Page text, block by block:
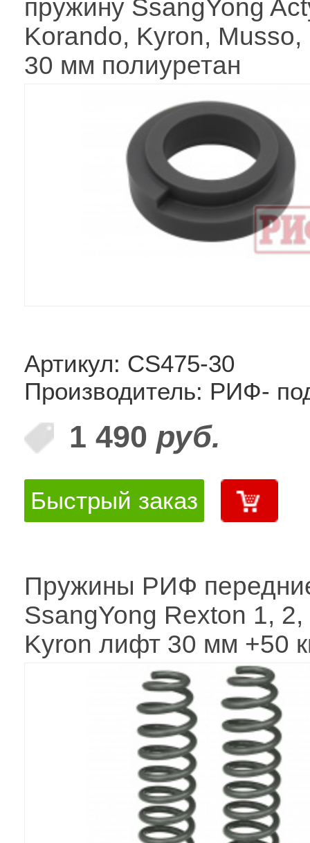
пружину SsangYong
Korando, Kyron, Musso,
30 мм полиуретан
Артикул: CS475-30
Производитель: РИФ-
1 490 руб.
Быстрый заказ
Пружины РИФ
SsangYong Rexton 1, 2,
Kyron лифт 30 мм +50